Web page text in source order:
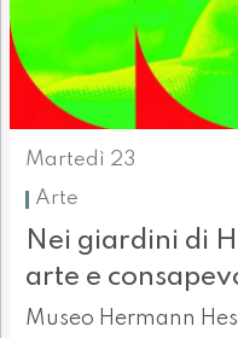
Martedì 23
Arte
Nei giardini di
arte e
Museo Hermann